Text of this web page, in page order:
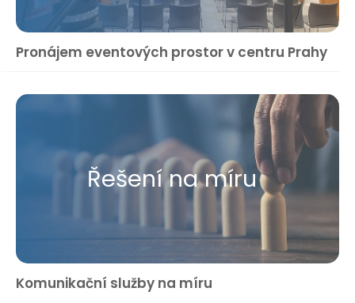
Pronájem eventových prostor v centru Prahy
Řešení na míru
Komunikační služby na míru